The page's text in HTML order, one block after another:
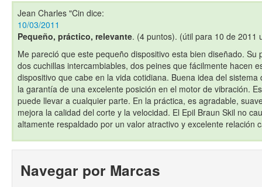
Jean Charles "Cin dice:
10/03/2011
Pequeño, práctico, relevante. (4 puntos). (útil para 10 de 2011
Me pareció que este pequeño dispositivo esta bien diseñado. Su
dos cuchillas intercambiables, dos peines que fácilmente hacen
dispositivo que cabe en la vida cotidiana. Buena idea del
la garantía de una excelente posición en el motor de vibración.
puede llevar a cualquier parte. En la práctica, es agradable,
mejora la calidad del corte y la velocidad. El Epil Braun Skil no
altamente respaldado por un valor atractivo y excelente relación
Navegar por Marcas